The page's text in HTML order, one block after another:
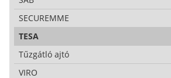
SECUREMME
TESA
Tűzgátló ajtó
VIRO